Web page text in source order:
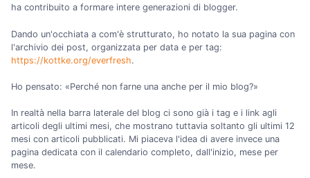
ha contribuito a formare intere generazioni di blogger.
Dando un'occhiata a com'è strutturato, ho notato la sua pagina con
l'archivio dei post, organizzata per data e per tag:
https://kottke.org/everfresh.
Ho pensato: «Perché non farne una anche per il mio blog?»
In realtà nella barra laterale del blog ci sono già i tag e i link agli
articoli degli ultimi mesi, che mostrano tuttavia soltanto gli ultimi 12
mesi con articoli pubblicati. Mi piaceva l'idea di avere invece una
pagina dedicata con il calendario completo, dall'inizio, mese per
mese.